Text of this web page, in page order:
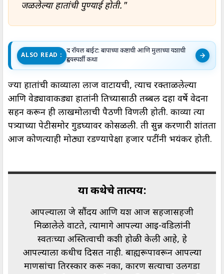
जळलेल्या हातांची पुण्याई होती."
ALSO READ :
द रॉयल बाईट: बापाच्या कष्टाची आणि मुलाच्या यशाची
हृदयस्पर्शी कथा
ज्या हातांची काव्याला लाज वाटायची, त्याच रक्ताळलेल्या
आणि वेड्यावाकड्या हातांनी तिच्यासाठी तब्बल दहा वर्षे वेदना
सहन करून ही लाखमोलाची पैठणी विणली होती. काव्या त्या
पत्र्याच्या पेटीसमोर गुडघ्यावर कोसळली. ती सुन्न करणारी शांतता
आज कोणत्याही मोठ्या रडण्यापेक्षा हजार पटींनी भयंकर होती.
या कथेचे तात्पर्य:
आपल्याला जे सौंदर्य आणि यश आज सहजासहजी
मिळालेले वाटते, त्यामागे आपल्या आई-वडिलांनी
स्वतःच्या अस्तित्वाची कशी होळी केली आहे, हे
आपल्याला कधीच दिसत नाही. बाह्यरूपावरून आपल्या
माणसांचा तिरस्कार करू नका, कारण सत्याचा उलगडा